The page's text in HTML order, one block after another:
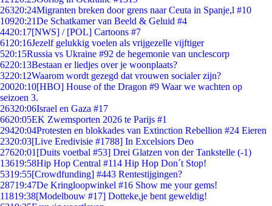
26320:24Migranten breken door grens naar Ceuta in Spanje,l #10
10920:21De Schatkamer van Beeld & Geluid #4
4420:17[NWS] / [POL] Cartoons #7
61 20:16Jezelf gelukkig voelen als vrijgezelle vijftiger
520:15Russia vs Ukraine #92 de hegemonie van unclescorp
6220:13Bestaan er liedjes over je woonplaats?
3220:12Waarom wordt gezegd dat vrouwen socialer zijn?
20020:10[HBO] House of the Dragon #9 Waar we wachten op
seizoen 3.
26320:06Israel en Gaza #17
6620:05EK Zwemsporten 2026 te Parijs #1
29420:04Protesten en blokkades van Extinction Rebellion #24 Eieren
2320:03[Live Eredivisie #1788] In Excelsiors Deo
27620:01 [Duits voetbal #53] Drei Glatzen von der Tankstelle (-1)
13619:58Hip Hop Central #114 Hip Hop Don´t Stop!
5319:55[Crowdfunding] #443 Rentestijgingen?
28719:47De Kringloopwinkel #16 Show me your gems!
11819:38[Modelbouw #17] Dotteke,je bent geweldig!